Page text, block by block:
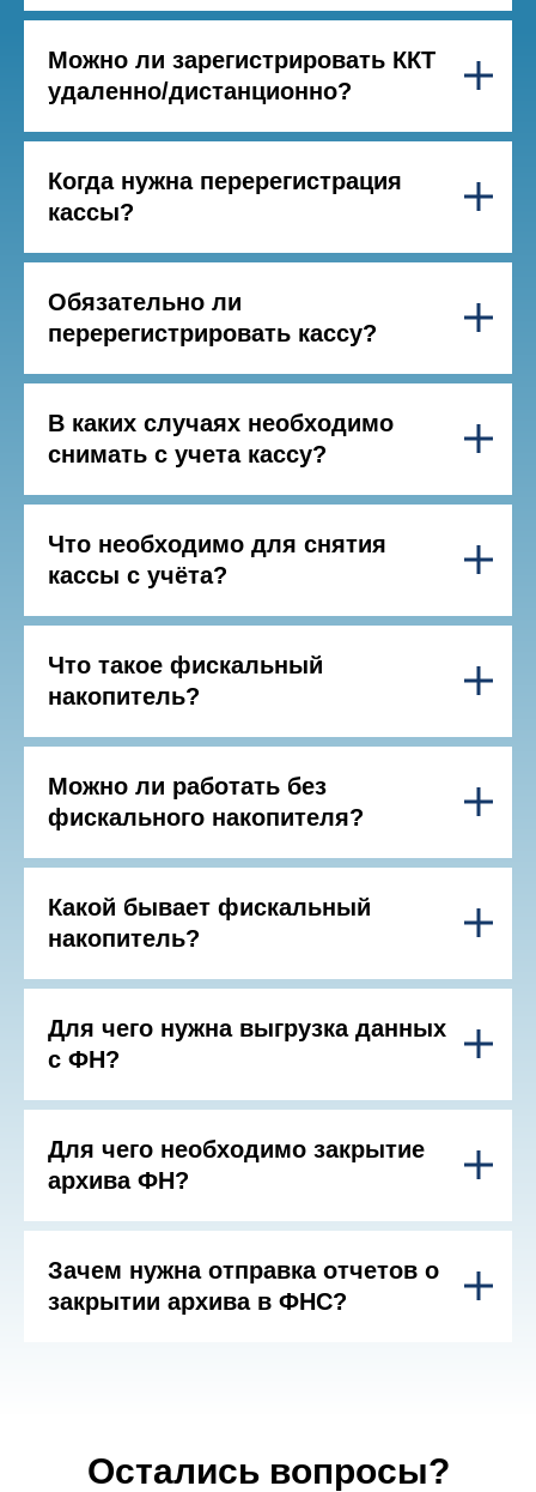
Можно ли зарегистрировать ККТ
удаленно/дистанционно?
Когда нужна перерегистрация
кассы?
Обязательно ли
перерегистрировать кассу?
В каких случаях необходимо
снимать с учета кассу?
Что необходимо для снятия
кассы с учёта?
Что такое фискальный
накопитель?
Можно ли работать без
фискального накопителя?
Какой бывает фискальный
накопитель?
Для чего нужна выгрузка данных
с ФН?
Для чего необходимо закрытие
архива ФН?
Зачем нужна отправка отчетов о
закрытии архива в ФНС?
Остались вопросы?